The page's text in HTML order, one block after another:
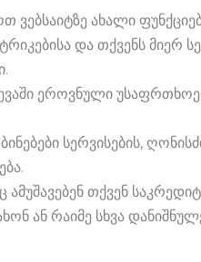
ვებსაიტზე ახალი
და თქვენს მიერ
ეროვნული
სერვისების,
თქვენ
ან რაიმე სხვა